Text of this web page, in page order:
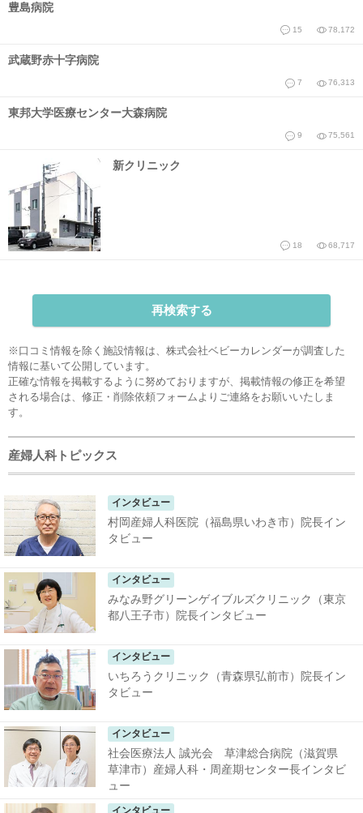
豊島病院
15 78,172
武蔵野赤十字病院
7 76,313
東邦大学医療センター大森病院
9 75,561
新クリニック
18 68,717
再検索する
※口コミ情報を除く施設情報は、株式会社ベビーカレンダーが調査した
情報に基いて公開しています。
正確な情報を掲載するように努めておりますが、掲載情報の修正を希望
される場合は、 修正・削除依頼フォーム よりご連絡をお願いいたしま
す。
産婦人科トピックス
インタビュー
村岡産婦人科医院（福島県いわき市）院長イン
タビュー
インタビュー
みなみ野グリーンゲイブルズクリニック（東京
都八王子市）院長インタビュー
インタビュー
いちろうクリニック（青森県弘前市）院長イン
タビュー
インタビュー
社会医療法人 誠光会 草津総合病院（滋賀県
草津市）産婦人科・周産期センター長インタビ
ュー
インタビュー